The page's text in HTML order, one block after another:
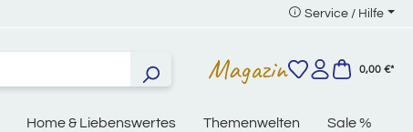
Service / Hilfe
Magazin 0,00 €*
Home & Liebenswertes Themenwelten Sale %